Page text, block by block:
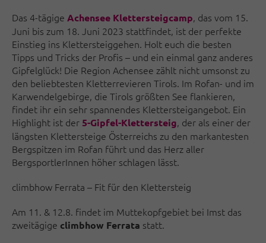
Das 4-tägige Achensee Klettersteigcamp, das vom 15.
Juni bis zum 18. Juni 2023 stattfindet, ist der perfekte
Einstieg ins Klettersteiggehen. Holt euch die besten
Tipps und Tricks der Profis – und ein einmal ganz anderes
Gipfelglück! Die Region Achensee zählt nicht umsonst zu
den beliebtesten Kletterrevieren Tirols. Im Rofan- und im
Karwendelgebirge, die Tirols größten See flankieren,
findet ihr ein sehr spannendes Klettersteigangebot. Ein
Highlight ist der 5-Gipfel-Klettersteig, der als einer der
längsten Klettersteige Österreichs zu den markantesten
Bergspitzen im Rofan führt und das Herz aller
BergsportlerInnen höher schlagen lässt.
climbhow Ferrata – Fit für den Klettersteig
Am 11. & 12.8. findet im Muttekopfgebiet bei Imst das
zweitägige climbhow Ferrata statt.